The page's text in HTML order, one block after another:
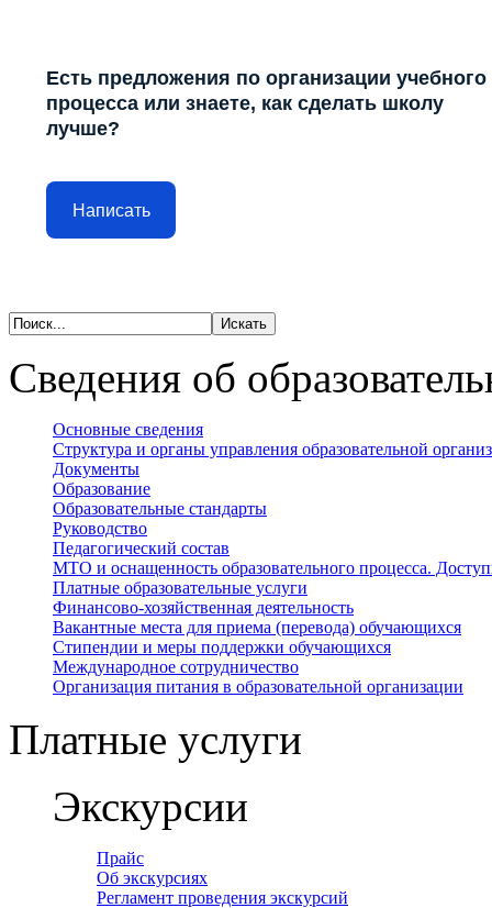
Есть предложения по организации учебного
процесса или знаете, как сделать школу
лучше?
Написать
Сведения об
Основные сведения
Структура и органы управления образовательной
Документы
Образование
Образовательные стандарты
Руководство
Педагогический состав
МТО и оснащенность образовательного процесса.
Платные образовательные услуги
Финансово-хозяйственная деятельность
Вакантные места для приема (перевода) обучающихся
Стипендии и меры поддержки обучающихся
Международное сотрудничество
Организация питания в образовательной организации
Платные услуги
Экскурсии
Прайс
Об экскурсиях
Регламент проведения экскурсий